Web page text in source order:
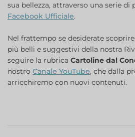
sua bellezza, attraverso una serie di
Facebook Ufficiale.
Nel frattempo se desiderate
più belli e suggestivi della nostra
seguire la rubrica Cartoline dal
nostro Canale YouTube, che dalla
arricchiremo con nuovi contenuti.